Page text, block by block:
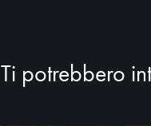
Ti potrebbero